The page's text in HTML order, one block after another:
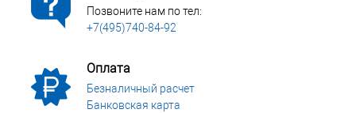
Позвоните нам по тел:
+7(495)740-84-92
Оплата
Безналичный расчет
Банковская карта